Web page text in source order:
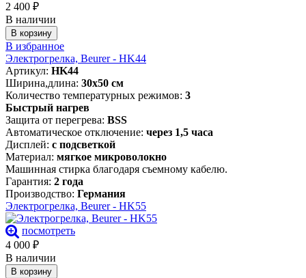
2 400 ₽
В наличии
В корзину
В избранное
Электрогрелка, Beurer - HK44
Артикул: HK44
Ширина,длина: 30х50 см
Количество температурных режимов: 3
Быстрый нагрев
Защита от перегрева: BSS
Автоматическое отключение: через 1,5 часа
Дисплей: с подсветкой
Материал: мягкое микроволокно
Машинная стирка благодаря съемному кабелю.
Гарантия: 2 года
Производство: Германия
Электрогрелка, Beurer - HK55
посмотреть
4 000 ₽
В наличии
В корзину